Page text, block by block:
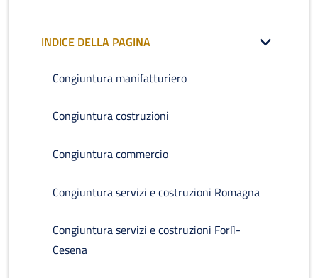
INDICE DELLA PAGINA
Congiuntura manifatturiero
Congiuntura costruzioni
Congiuntura commercio
Congiuntura servizi e costruzioni Romagna
Congiuntura servizi e costruzioni Forlì-
Cesena